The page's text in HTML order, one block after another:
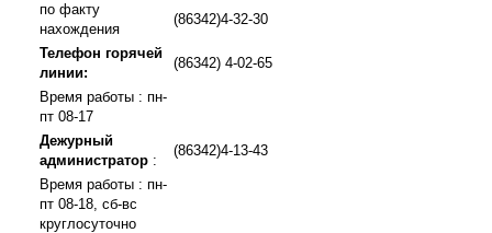
по факту
нахождения
(86342)4-32-30
Телефон горячей
линии:
(86342) 4-02-65
Время работы : пн-
пт 08-17
Дежурный
администратор :
(86342)4-13-43
Время работы : пн-
пт 08-18, сб-вс
круглосуточно